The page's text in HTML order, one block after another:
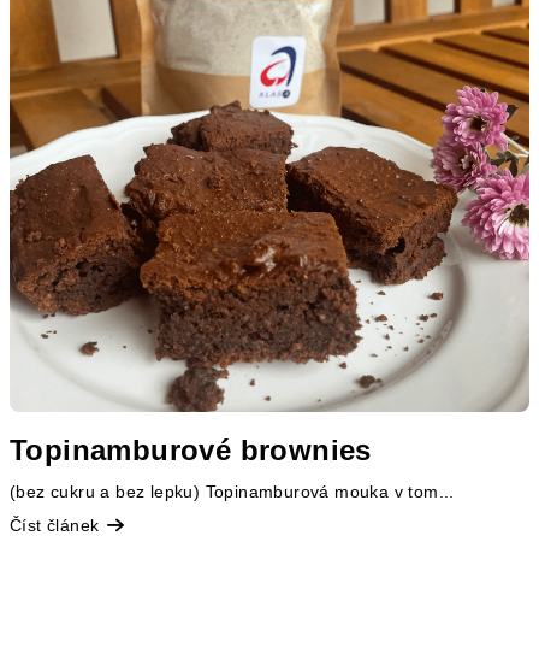
Topinamburové brownies
(bez cukru a bez lepku) Topinamburová mouka v tom...
Číst článek